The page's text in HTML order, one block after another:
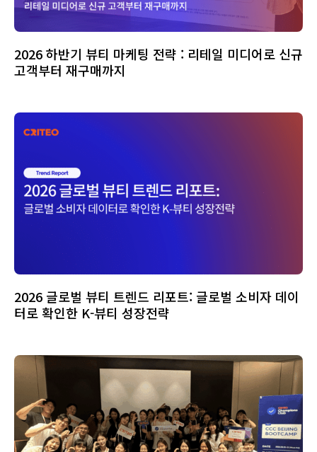
2026 하반기 뷰티 마케팅 전략 : 리테일 미디어로 신규
고객부터 재구매까지
2026 글로벌 뷰티 트렌드 리포트: 글로벌 소비자 데이
터로 확인한 K-뷰티 성장전략